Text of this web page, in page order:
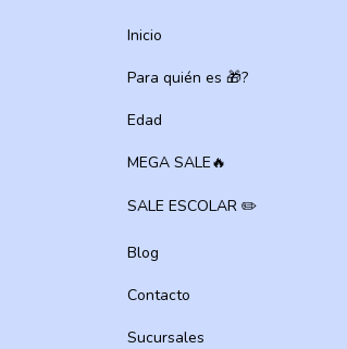
Inicio
Para quién es 🎁?
Edad
MEGA SALE🔥
SALE ESCOLAR ✏️
Blog
Contacto
Sucursales